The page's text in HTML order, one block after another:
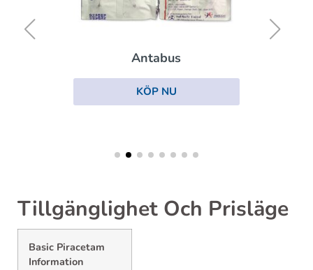
Antabus
KÖP NU
Tillgänglighet Och Prisläge
Basic Piracetam
Information